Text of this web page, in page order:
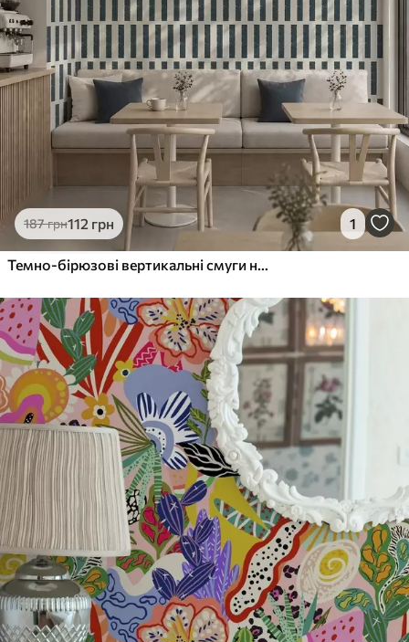
187грн112 грн 1
Темно-бірюзові вертикальні смуги на світлому тлі